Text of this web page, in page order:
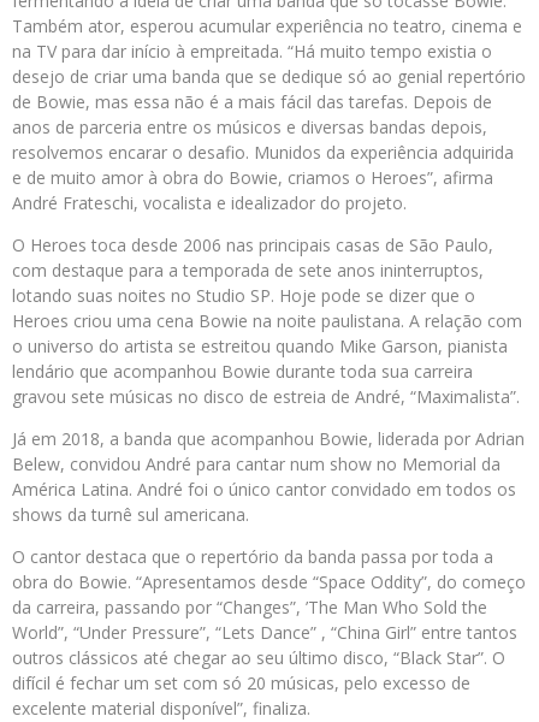
Também ator, esperou acumular experiência no teatro, cinema e
na TV para dar início à empreitada. “Há muito tempo existia o
desejo de criar uma banda que se dedique só ao genial repertório
de Bowie, mas essa não é a mais fácil das tarefas. Depois de
anos de parceria entre os músicos e diversas bandas depois,
resolvemos encarar o desafio. Munidos da experiência adquirida
e de muito amor à obra do Bowie, criamos o Heroes”, afirma
André Frateschi, vocalista e idealizador do projeto.
O Heroes toca desde 2006 nas principais casas de São Paulo,
com destaque para a temporada de sete anos ininterruptos,
lotando suas noites no Studio SP. Hoje pode se dizer que o
Heroes criou uma cena Bowie na noite paulistana. A relação com
o universo do artista se estreitou quando Mike Garson, pianista
lendário que acompanhou Bowie durante toda sua carreira
gravou sete músicas no disco de estreia de André, “Maximalista”.
Já em 2018, a banda que acompanhou Bowie, liderada por Adrian
Belew, convidou André para cantar num show no Memorial da
América Latina. André foi o único cantor convidado em todos os
shows da turnê sul americana.
O cantor destaca que o repertório da banda passa por toda a
obra do Bowie. “Apresentamos desde “Space Oddity”, do começo
da carreira, passando por “Changes”, ’The Man Who Sold the
World”, “Under Pressure”, “Lets Dance” , “China Girl” entre tantos
outros clássicos até chegar ao seu último disco, “Black Star”. O
difícil é fechar um set com só 20 músicas, pelo excesso de
excelente material disponível”, finaliza.